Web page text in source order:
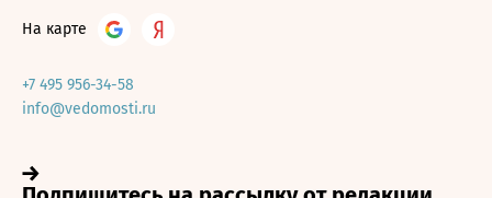
На карте
+7 495 956-34-58
info@vedomosti.ru